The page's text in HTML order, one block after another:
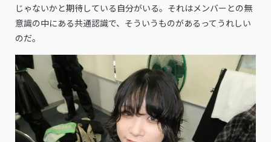
じゃないかと期待している自分がいる。それはメンバーとの無
意識の中にある共通認識で、そういうものがあるってうれしい
のだ。